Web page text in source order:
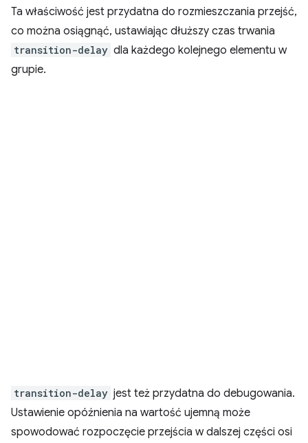
Ta właściwość jest przydatna do rozmieszczania przejść,
co można osiągnąć, ustawiając dłuższy czas trwania
transition-delay dla każdego kolejnego elementu w
grupie.
transition-delay jest też przydatna do debugowania.
Ustawienie opóźnienia na wartość ujemną może
spowodować rozpoczęcie przejścia w dalszej części osi